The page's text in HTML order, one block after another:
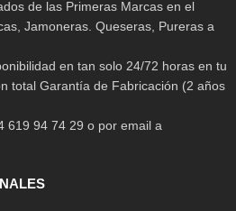
de las Primeras Marcas en el
Jamoneras. Queseras, Pureras a
en tan solo 24/72 horas en tu
total Garantía de Fabricación (2 años
619 94 74 29 o por email a